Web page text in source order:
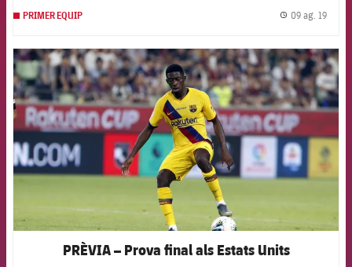
PRIMER EQUIP 09 ag. 19
FCB Barcelona badge
PRÈVIA – Prova final als Estats Units